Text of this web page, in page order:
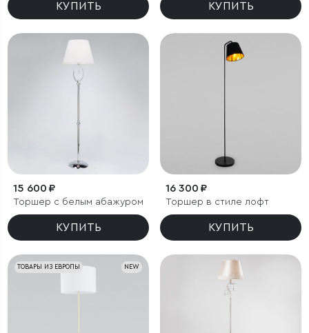
КУПИТЬ КУПИТЬ
15 600 ₽
Торшер с белым абажуром
КУПИТЬ
16 300 ₽
Торшер в стиле лофт
КУПИТЬ
NEW
ТОВАРЫ ИЗ ЕВРОПЫ